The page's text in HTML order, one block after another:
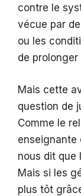
contre le
vécue par
ou les
de prolonger
Mais cette
question de
Comme le
enseignante
nous dit que
Mais si les
plus tôt